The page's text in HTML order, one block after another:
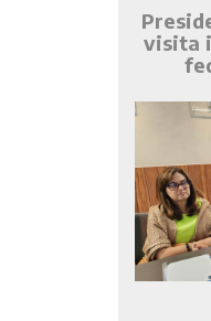
visita